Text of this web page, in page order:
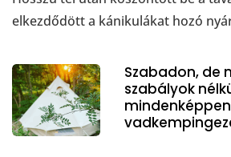
elkezdődött a kánikulákat hozó
Szabadon, de
szabályok